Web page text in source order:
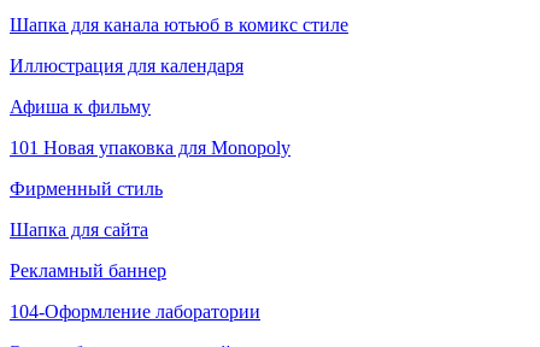
Шапка для канала ютьюб в комикс стиле
Иллюстрация для календаря
Афиша к фильму
101 Новая упаковка для Monopoly
Фирменный стиль
Шапка для сайта
Рекламный баннер
104-Оформление лаборатории